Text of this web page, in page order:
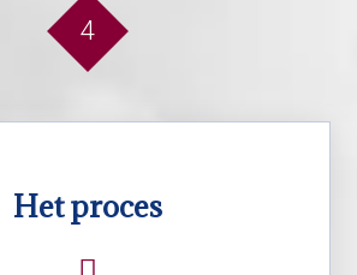
4
Het proces